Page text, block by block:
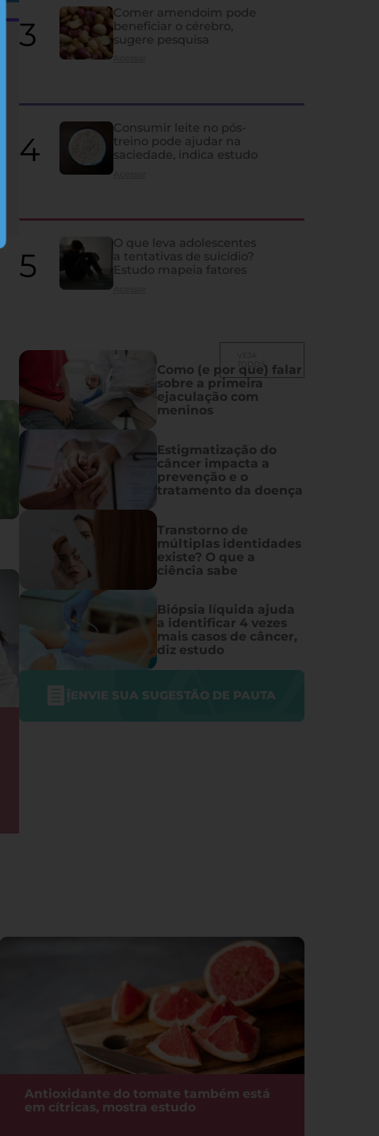
Os sinais de que a
quase ninguém percebe
Ela influencia humor, memória, fertilidade, sono e vida sexual;
despercebidos e os principais problemas que atingem a glândula
Comer amendoim pode
beneficiar o cérebro,
sugere pesquisa
Acessar
Consumir leite no pós-
treino pode ajudar na
saciedade, indica estudo
Acessar
O que leva adolescentes
a tentativas de suicídio?
Estudo mapeia fatores
Acessar
TODOS
Como (e por que) falar
sobre a primeira
ejaculação com
meninos
Estigmatização do
câncer impacta a
prevenção e o
tratamento da doença
Transtorno de
múltiplas identidades
existe? O que a
ciência sabe
Biópsia líquida ajuda
a identificar 4 vezes
mais casos de câncer,
diz estudo
ENVIE SUA SUGESTÃO DE PAUTA
Antioxidante do tomate também está
em cítricas, mostra estudo